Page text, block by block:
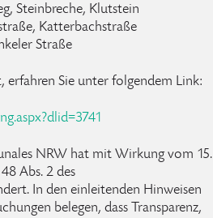
Steinbreche, Klutstein
Katterbachstraße
Straße
Sie unter folgendem Link:
NRW hat mit Wirkung vom 15.
Abs. 2 des
In den einleitenden Hinweisen
belegen, dass Transparenz,